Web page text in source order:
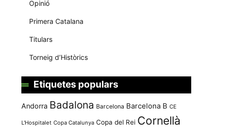
Opinió
Primera Catalana
Titulars
Torneig d’Històrics
Etiquetes populars
Andorra Badalona Barcelona Barcelona B CE
L'Hospitalet Copa Catalunya Copa del Rei Cornellà